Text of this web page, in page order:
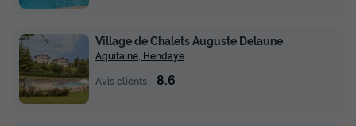
Village de Chalets Auguste Delaune
Aquitaine, Hendaye
Avis clients
8.6